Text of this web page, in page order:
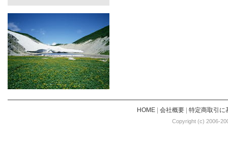
HOME| 会社概要| 特定商取引に
Copyright (c) 2006-